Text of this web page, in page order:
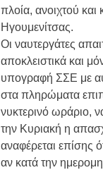
πλοία, ανοιχτού και
Ηγουμενίτσας.
Οι ναυτεργάτες
αποκλειστικά και
υπογραφή ΣΣΕ με
στα πληρώματα
νυκτερινό ωράριο,
την Κυριακή η
αναφέρεται επίσης
αν κατά την